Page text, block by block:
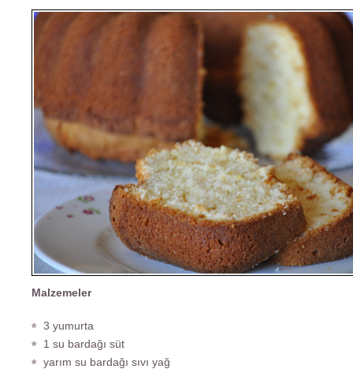
Malzemeler
3 yumurta
1 su bardağı süt
yarım su bardağı sıvı yağ